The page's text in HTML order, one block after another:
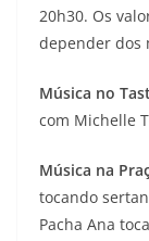
20h30. Os
depender dos
Música no
com Michelle
Música na
tocando
Pacha Ana